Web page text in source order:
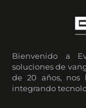
Bienvenido a
soluciones de
de 20 años, nos
integrando